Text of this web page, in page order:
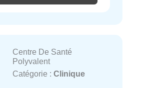
Centre De Santé
Polyvalent
Catégorie : Clinique